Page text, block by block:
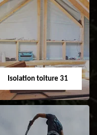
Nettoyage et pose
Isolation toiture 31